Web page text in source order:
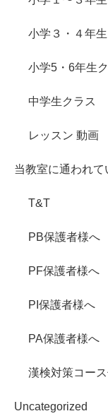
小学３・４年
小学5・6年生
中学生クラス
レッスン 動画
当教室に通われて
T&T
PB保護者様へ
PF保護者様へ
PI保護者様へ
PA保護者様へ
漢検対策コー
Uncategorized